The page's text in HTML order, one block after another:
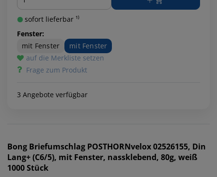
sofort lieferbar ¹⁾
Fenster:
mit Fenster
mit Fenster
auf die Merkliste setzen
Frage zum Produkt
3 Angebote verfügbar
Bong Briefumschlag POSTHORNvelox 02526155, Din
Lang+ (C6/5), mit Fenster, nassklebend, 80g, weiß
1000 Stück